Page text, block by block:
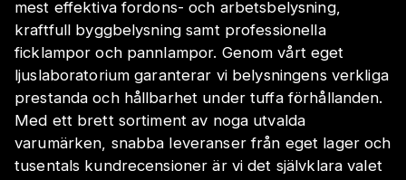
mest effektiva fordons- och arbetsbelysning,
kraftfull byggbelysning samt professionella
ficklampor och pannlampor. Genom vårt eget
ljuslaboratorium garanterar vi belysningens verkliga
prestanda och hållbarhet under tuffa förhållanden.
Med ett brett sortiment av noga utvalda
varumärken, snabba leveranser från eget lager och
tusentals kundrecensioner är vi det självklara valet